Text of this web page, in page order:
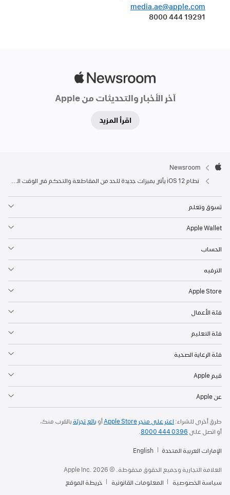
media.ae@apple.com
8000 444 19291
آخر الأخبار والتحديثات من Apple
اقرأ المزيد
Footer

Newsroom
تسوق وتعلم
Apple Wallet
الحساب
الترفيه
Apple Store‏
فئة الأعمال
فئة التعليم
فئة الرعاية الصحية
قيم Apple
عن Apple
طرق أخرى للشراء: اعثر على متجر Apple Store‏ أو بائع تجزئة بالقرب منك،
أو اتصل على 0396 444 8000
الإمارات العربية المتحدة English
العلامة التجارية وجميع الحقوق محفوظة. © 2026 ‏.Apple Inc
سياسة الخصوصية
المعلومات القانونية خريطة الموقع